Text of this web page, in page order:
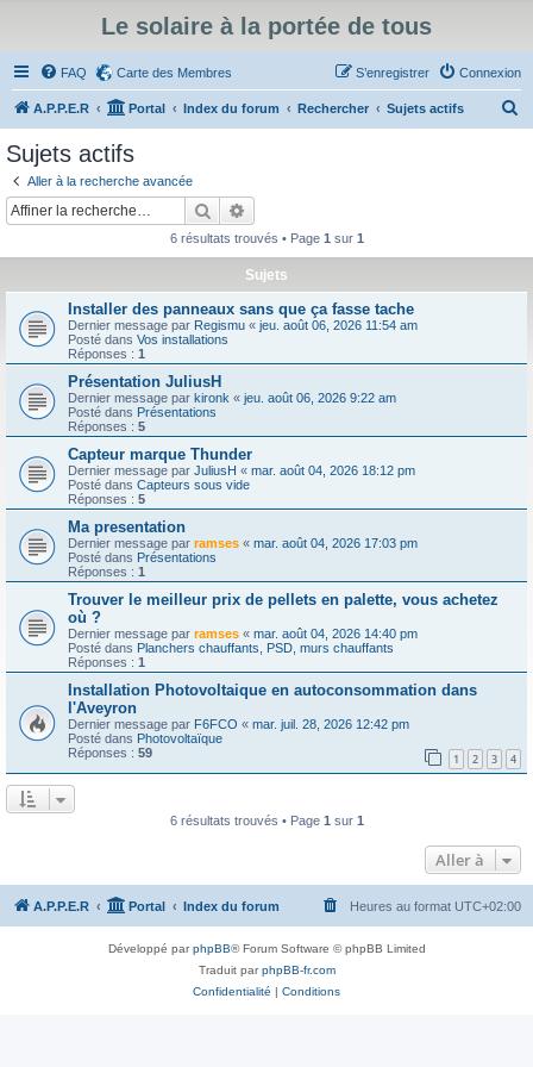
Le solaire à la portée de tous
FAQ Carte des Membres Connexion
S’enregistrer
A.P.P.E.R Portal Index du forum Rechercher Sujets actifs
r
Sujets actifs
Aller à la recherche avancée
Rechercher
6 résultats trouvés • Page 1 sur 1
Sujets
Installer des panneaux sans que ça fasse tache
Dernier message par Regismu « jeu. août 06, 2026 11:54 am
Posté dans Vos installations
Réponses : 1
Présentation JuliusH
Dernier message par kironk « jeu. août 06, 2026 9:22 am
Posté dans Présentations
Réponses : 5
Capteur marque Thunder
Dernier message par JuliusH « mar. août 04, 2026 18:12 pm
Posté dans Capteurs sous vide
Réponses : 5
Ma presentation
Dernier message par ramses « mar. août 04, 2026 17:03 pm
Posté dans Présentations
Réponses : 1
Trouver le meilleur prix de pellets en palette, vous achetez
où ?
Dernier message par ramses « mar. août 04, 2026 14:40 pm
Posté dans Planchers chauffants, PSD, murs chauffants
Réponses : 1
Installation Photovoltaique en autoconsommation dans
l'Aveyron
Dernier message par F6FCO « mar. juil. 28, 2026 12:42 pm
Posté dans Photovoltaïque
Réponses : 59 1 2 3 4
6 résultats trouvés • Page 1 sur 1
Aller à
A.P.P.E.R Portal Index du forum Heures au format UTC+02:00
Développé parphpBB® Forum Software © phpBB Limited
Traduit parphpBB-fr.com
Confidentialité | Conditions